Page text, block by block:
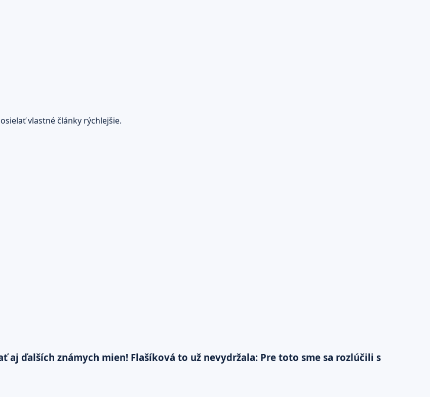
vlastné články rýchlejšie.
aj ďalších známych mien! Flašíková to už nevydržala: Pre toto sme sa rozlúčili s